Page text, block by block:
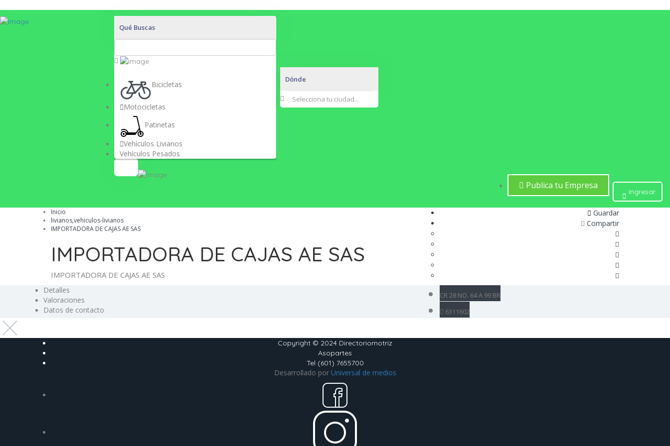
Publica tu Empresa
Qué Buscas
Bicicletas
Motocicletas
Patinetas
Vehículos Livianos
Vehículos Pesados
Dónde
Publica tu Empresa
Ingresar
Inicio
livianos,vehiculos-livianos
IMPORTADORA DE CAJAS AE SAS
IMPORTADORA DE CAJAS AE SAS
IMPORTADORA DE CAJAS AE SAS
Guardar
Compartir
Detalles
Valoraciones
Datos de contacto
CR 28 NO. 64 A 99 BR
6311602
Copyright © 2024 Directoriomotriz
Asopartes
Tel (601) 7655700
Desarrollado por Universal de medios